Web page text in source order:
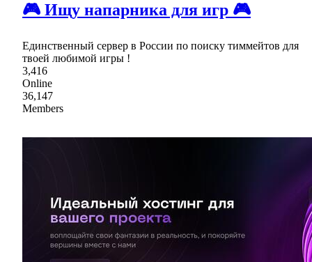
🎮 Ищу напарника для игр 🎮
Единственный сервер в России по поиску тиммейтов для
твоей любимой игры !
3,416
Online
36,147
Members